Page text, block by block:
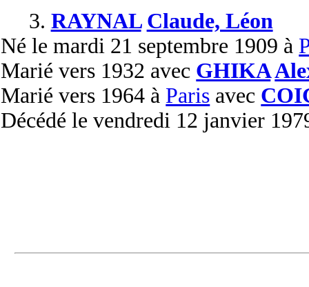
3. RAYNAL Claude, Léon
Né le mardi 21 septembre 1909 à
Marié vers 1932 avec GHIKA
Marié vers 1964 à Paris avec
Décédé le vendredi 12 janvier